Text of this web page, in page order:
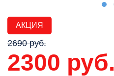
АКЦИЯ
2690 руб.
2300 руб.